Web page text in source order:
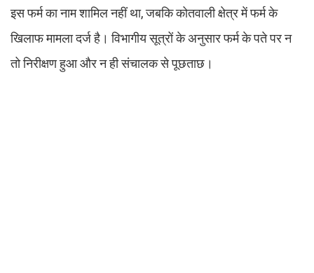
इस फर्म का नाम शामिल नहीं था, जबकि कोतवाली क्षेत्र में फर्म के
खिलाफ मामला दर्ज है। विभागीय सूत्रों के अनुसार फर्म के पते पर न
तो निरीक्षण हुआ और न ही संचालक से पूछताछ।